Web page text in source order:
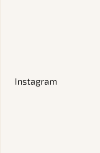
Instagram